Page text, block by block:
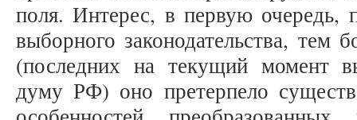
поля. Интерес, в первую очередь,
выборного законодательства, тем
(последних на текущий момент
думу РФ) оно претерпело